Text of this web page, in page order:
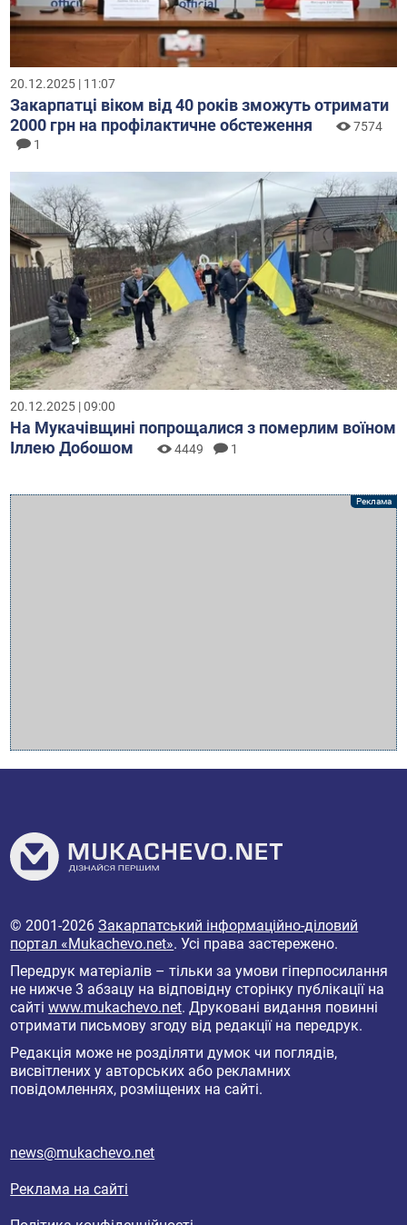
20.12.2025 | 11:07
Закарпатці віком від 40 років зможуть отримати
2000 грн на профілактичне обстеження
7574
1
20.12.2025 | 09:00
На Мукачівщині попрощалися з померлим воїном
Іллею Добошом
4449 1
© 2001-2026Закарпатський інформаційно-діловий
портал «Mukachevo.net». Усі права застережено.
Передрук матеріалів – тільки за умови гіперпосилання
не нижче 3 абзацу на відповідну сторінку публікації на
сайтіwww.mukachevo.net. Друковані видання повинні
отримати письмову згоду від редакції на передрук.
Редакція може не розділяти думок чи поглядів,
висвітлених у авторських або рекламних
повідомленнях, розміщених на сайті.
news@mukachevo.net
Реклама на сайті